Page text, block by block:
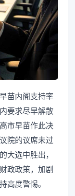
苗内阁支持率
要求尽早解散
市早苗作此决
院的议席未过
大选中胜出，
政政策，加剧
高度警惕。